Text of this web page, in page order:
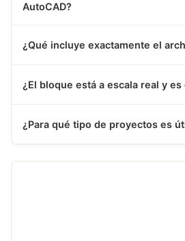
AutoCAD?
¿Qué incluye exactamente el
¿El bloque está a escala real y es
¿Para qué tipo de proyectos es